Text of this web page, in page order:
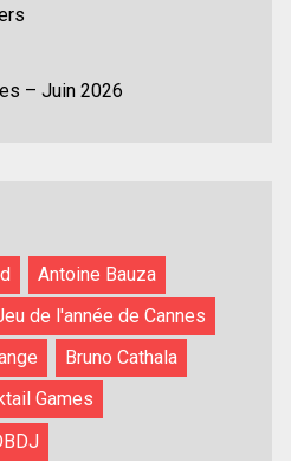
– Juin 2026
Antoine Bauza
de l'année de Cannes
Bruno Cathala
Games